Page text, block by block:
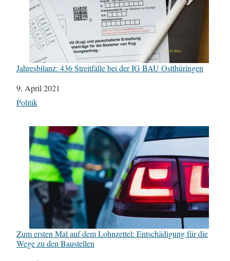
Jahresbilanz: 436 Streitfälle bei der IG BAU Ostthüringen
Datum
9. April 2021
In Bezug auf
Politik
Zum ersten Mal auf dem Lohnzettel: Entschädigung für die
Wege zu den Baustellen